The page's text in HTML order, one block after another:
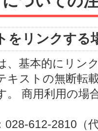
をリンクする
、基本的にリン
キストの無断転
。 商用利用の場
028-612-2810（代